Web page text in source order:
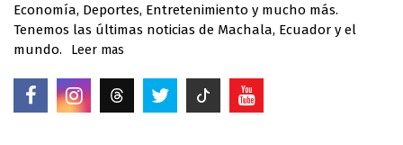
Economía, Deportes, Entretenimiento y mucho más.
Tenemos las últimas noticias de Machala, Ecuador y el
mundo.
Leer mas